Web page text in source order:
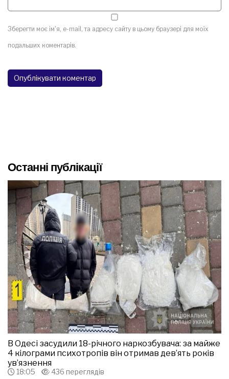
Зберегти моє ім'я, e-mail, та адресу сайту в цьому браузері для моїх
подальших коментарів.
Останні публікації
В Одесі засудили 18-річного наркозбувача: за майже
4 кілограми психотропів він отримав дев’ять років
ув’язнення
18:05 436 переглядів